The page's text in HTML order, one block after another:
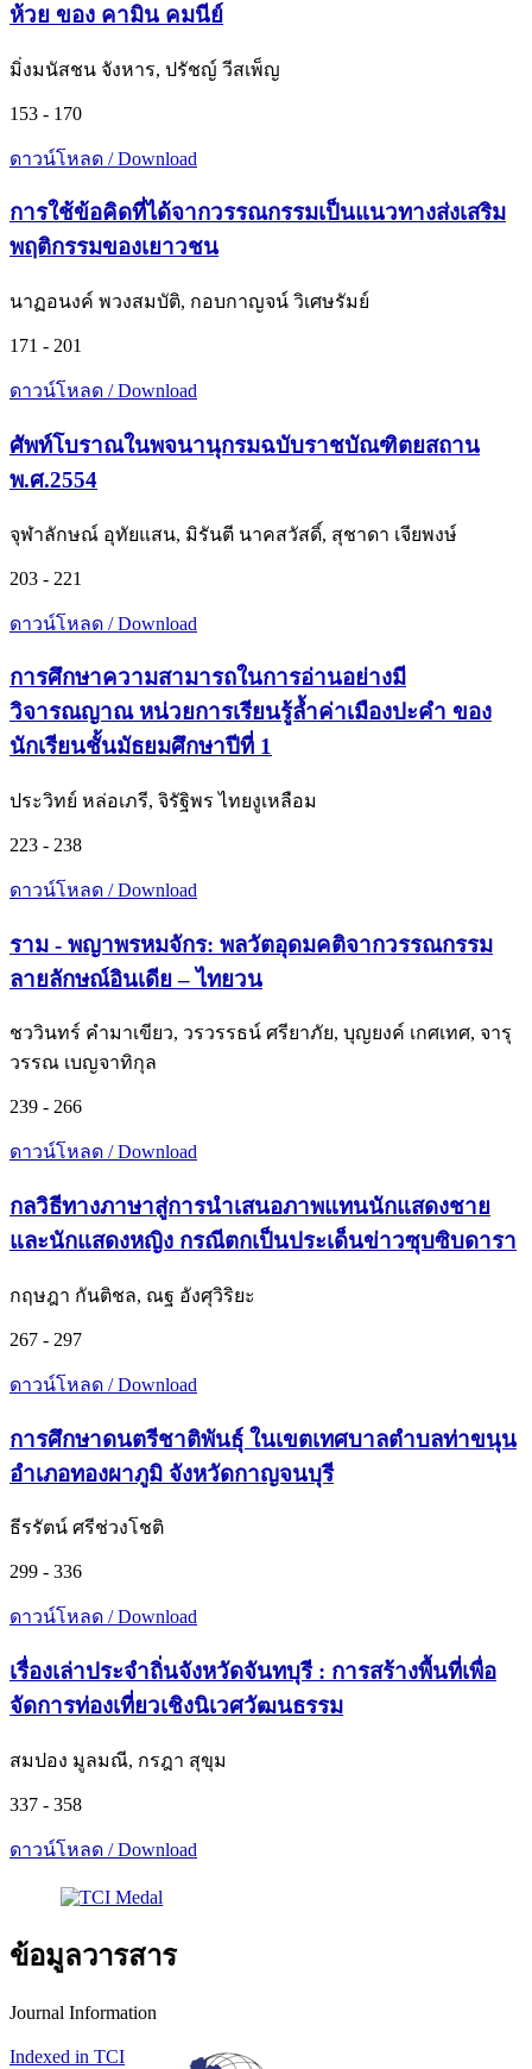
ห้วย ของ คามิน คมนีย์
มิ่งมนัสชน จังหาร, ปรัชญ์ วีสเพ็ญ
153 - 170
ดาวน์โหลด / Download
การใช้ข้อคิดที่ได้จากวรรณกรรมเป็นแนวทางส่งเสริม
พฤติกรรมของเยาวชน
นาฏอนงค์ พวงสมบัติ, กอบกาญจน์ วิเศษรัมย์
171 - 201
ดาวน์โหลด / Download
ศัพท์โบราณในพจนานุกรมฉบับราชบัณฑิตยสถาน
พ.ศ.2554
จุฬาลักษณ์ อุทัยแสน, มิรันตี นาคสวัสดิ์, สุชาดา เจียพงษ์
203 - 221
ดาวน์โหลด / Download
การศึกษาความสามารถในการอ่านอย่างมี
วิจารณญาณ หน่วยการเรียนรู้ล้ำค่าเมืองปะคำ ของ
นักเรียนชั้นมัธยมศึกษาปีที่ 1
ประวิทย์ หล่อเภรี, จิรัฐิพร ไทยงูเหลือม
223 - 238
ดาวน์โหลด / Download
ราม - พญาพรหมจักร: พลวัตอุดมคติจากวรรณกรรม
ลายลักษณ์อินเดีย – ไทยวน
ชววินทร์ คำมาเขียว, วรวรรธน์ ศรียาภัย, บุญยงค์ เกศเทศ, จารุ
วรรณ เบญจาทิกุล
239 - 266
ดาวน์โหลด / Download
กลวิธีทางภาษาสู่การนำเสนอภาพแทนนักแสดงชาย
และนักแสดงหญิง กรณีตกเป็นประเด็นข่าวซุบซิบดารา
กฤษฎา กันติชล, ณฐ อังศุวิริยะ
267 - 297
ดาวน์โหลด / Download
การศึกษาดนตรีชาติพันธุ์ ในเขตเทศบาลตำบลท่าขนุน
อำเภอทองผาภูมิ จังหวัดกาญจนบุรี
ธีรรัตน์ ศรีช่วงโชติ
299 - 336
ดาวน์โหลด / Download
เรื่องเล่าประจำถิ่นจังหวัดจันทบุรี : การสร้างพื้นที่เพื่อ
จัดการท่องเที่ยวเชิงนิเวศวัฒนธรรม
สมปอง มูลมณี, กรฎา สุขุม
337 - 358
ดาวน์โหลด / Download
ข้อมูลวารสาร
Journal Information
Indexed in TCI